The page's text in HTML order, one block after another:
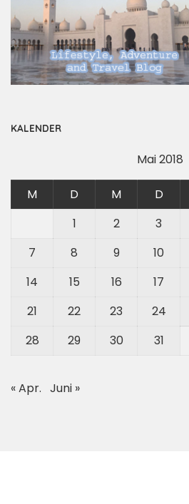
KALENDER
Mai 2018
M D M D
1
2 3
7
8 9 10
14
15 16 17
21
22 23 24
28
29 30 31
« Apr. Juni »